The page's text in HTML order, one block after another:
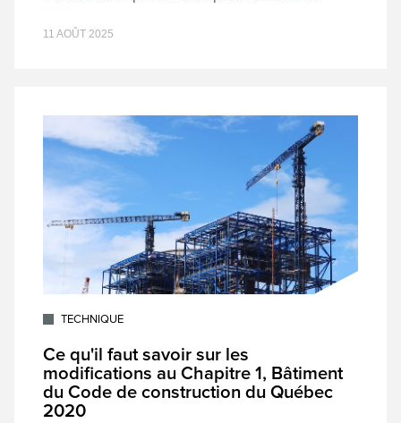
11 AOÛT 2025
TECHNIQUE
Ce qu'il faut savoir sur les
modifications au Chapitre 1, Bâtiment
du Code de construction du Québec
2020